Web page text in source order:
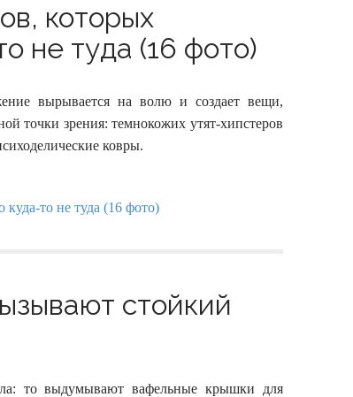
которых
не туда (16 фото)
вырывается на волю и создает вещи,
точки зрения: темнокожих утят-хипстеров
ковры.
стойкий
то выдумывают вафельные крышки для